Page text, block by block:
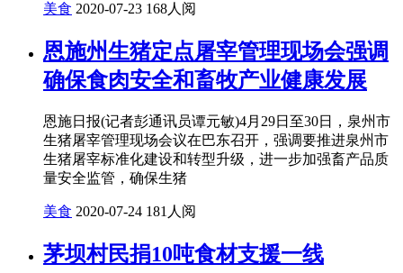
美食 2020-07-23 168人阅
恩施州生猪定点屠宰管理现场会强调
确保食肉安全和畜牧产业健康发展
恩施日报(记者彭通讯员谭元敏)4月29日至30日，泉州市
生猪屠宰管理现场会议在巴东召开，强调要推进泉州市
生猪屠宰标准化建设和转型升级，进一步加强畜产品质
量安全监管，确保生猪
美食 2020-07-24 181人阅
茅坝村民捐10吨食材支援一线